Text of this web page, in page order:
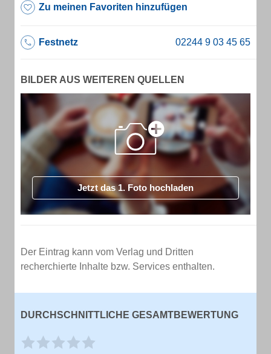
Zu meinen Favoriten hinzufügen
Festnetz
BILDER AUS WEITEREN QUELLEN
Jetzt das 1. Foto hochladen
Der Eintrag kann vom Verlag und Dritten
recherchierte Inhalte bzw. Services enthalten.
DURCHSCHNITTLICHE GESAMTBEWERTUNG